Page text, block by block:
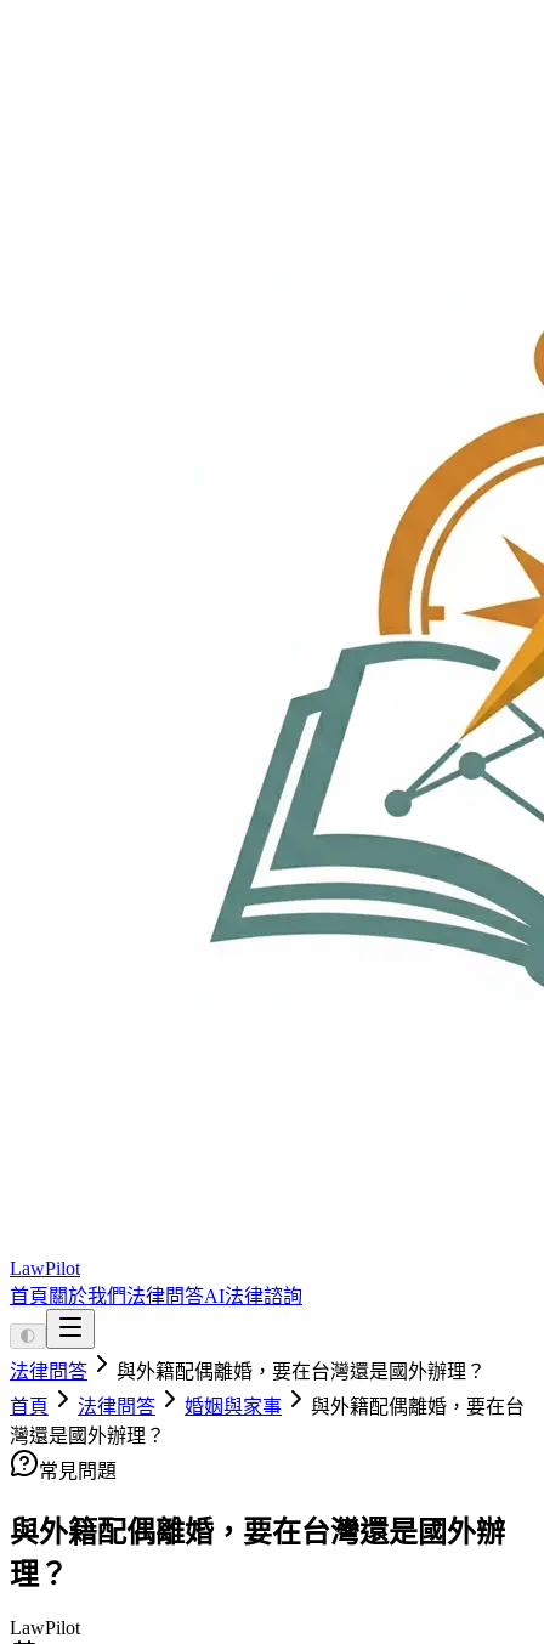
LawPilot
首頁 關於我們法律問答AI法律諮詢
🌓
法律問答
與外籍配偶離婚，要在台灣還是國外辦理？
首頁
法律問答 婚姻與家事
與外籍配偶離婚，要在台
灣還是國外辦理？
常見問題
與外籍配偶離婚，要在台灣還是國外辦
理？
LawPilot